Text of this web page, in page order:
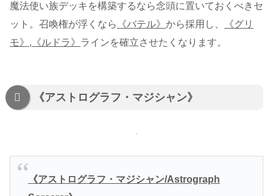
魔法使い族デッキを構築するなら念頭に置いておくべきセ
ット。召喚権が浮くなら
《バテル》 から採用し、
《グリ
モ》,《ルドラ》 ラインを確立させたくなります。
《アストログラフ・マジシャン》
《アストログラフ・マジシャン/Astrograph